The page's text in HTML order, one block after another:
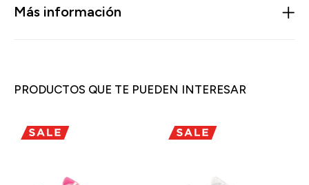
Más información
PRODUCTOS QUE TE PUEDEN INTERESAR